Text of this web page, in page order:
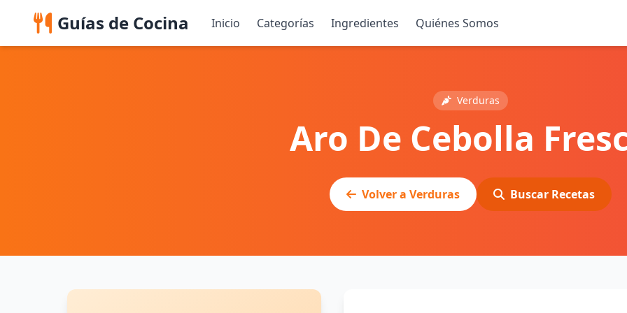
Guías de Cocina Inicio Categorías Ingredientes Quiénes Somos
Verduras
Aro De Cebolla
Volver a Verduras Buscar Recetas